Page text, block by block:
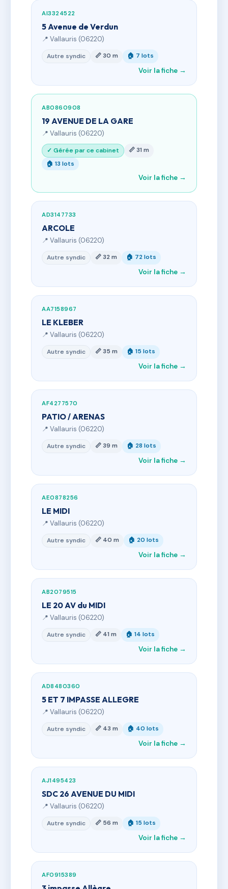
AI3324522
5 Avenue de Verdun
📍 Vallauris (06220)
Autre syndic 📏 30 m 🏠 7 lots
Voir la fiche →
AB0860908
19 AVENUE DE LA GARE
📍 Vallauris (06220)
✓ Gérée par ce cabinet
📏 31 m
🏠 13 lots
Voir la fiche →
AD3147733
ARCOLE
📍 Vallauris (06220)
Autre syndic 📏 32 m 🏠 72 lots
Voir la fiche →
AA7158967
LE KLEBER
📍 Vallauris (06220)
Autre syndic 📏 35 m 🏠 15 lots
Voir la fiche →
AF4277570
PATIO / ARENAS
📍 Vallauris (06220)
Autre syndic 📏 39 m 🏠 28 lots
Voir la fiche →
AE0878256
LE MIDI
📍 Vallauris (06220)
Autre syndic 📏 40 m 🏠 20 lots
Voir la fiche →
AB2079515
LE 20 AV du MIDI
📍 Vallauris (06220)
Autre syndic 📏 41 m 🏠 14 lots
Voir la fiche →
AD8480360
5 ET 7 IMPASSE ALLEGRE
📍 Vallauris (06220)
Autre syndic 📏 43 m 🏠 40 lots
Voir la fiche →
AJ1495423
SDC 26 AVENUE DU MIDI
📍 Vallauris (06220)
Autre syndic 📏 56 m 🏠 15 lots
Voir la fiche →
AF0915389